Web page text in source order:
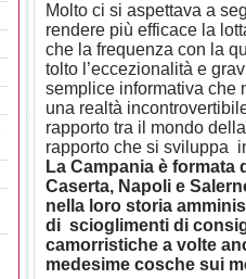
Molto ci si aspettava a
rendere più efficace la
che la frequenza con la
tolto l’eccezionalità e
semplice informativa che
una realtà
rapporto tra il mondo
rapporto che si sviluppa
La Campania è
Caserta, Napoli e
nella loro storia
di scioglimenti di
camorristiche a volte
medesime cosche sui